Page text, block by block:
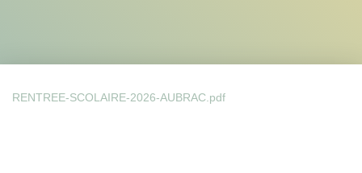
RENTREE-SCOLAIRE-2026-AUBRAC.pdf